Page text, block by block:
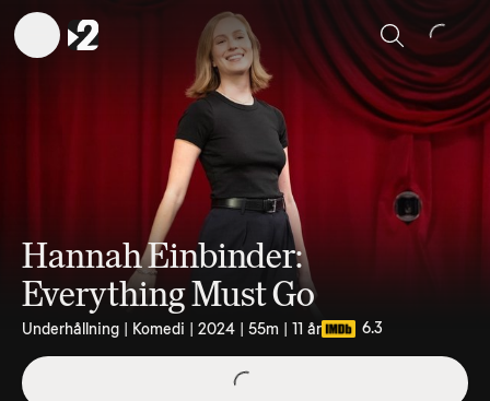
Sök
Hannah Einbinder:
Everything Must Go
Underhållning | Komedi | 2024 | 55m | 11 år 6.3